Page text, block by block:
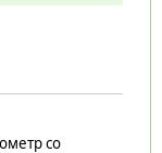
со